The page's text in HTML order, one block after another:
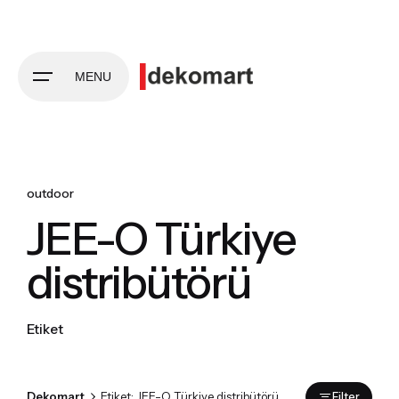
MENU
outdoor
JEE-O Türkiye
distribütörü
Etiket